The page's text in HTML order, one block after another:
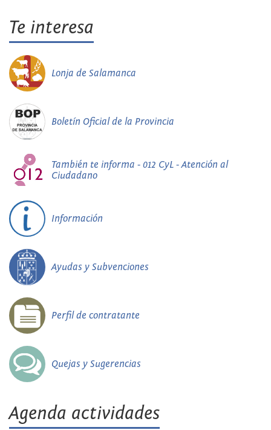
Te interesa
Lonja de Salamanca
Boletín Oficial de la Provincia
También te informa - 012 CyL - Atención al
Ciudadano
Información
Ayudas y Subvenciones
Perfil de contratante
Quejas y Sugerencias
Agenda actividades